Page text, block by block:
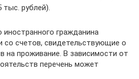
рублей).
гражданина
счетов, свидетельствующие о
на проживание. В зависимости от
перечень может